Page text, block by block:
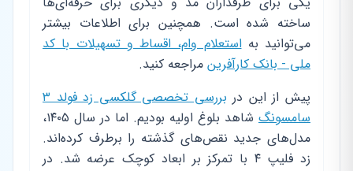
ساخته شده است. همچنین برای اطلاعات بیشتر
می‌توانید بهاستعلام وام، اقساط و تسهیلات با کد
ملی - بانک کارآفرین مراجعه کنید.
پیش از این در
بررسی تخصصی گلکسی زد فولد ۳
سامسونگ
شاهد بلوغ اولیه بودیم. اما در سال ۱۴۰۵،
مدل‌های جدید نقص‌های گذشته را برطرف کرده‌اند.
زد فلیپ ۴ با تمرکز بر ابعاد کوچک عرضه شد. در